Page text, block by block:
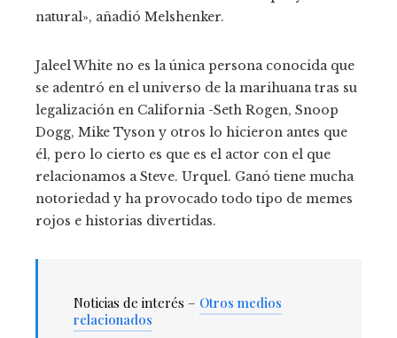
natural», añadió Melshenker.
Jaleel White no es la única persona conocida que
se adentró en el universo de la marihuana tras su
legalización en California -Seth Rogen, Snoop
Dogg, Mike Tyson y otros lo hicieron antes que
él, pero lo cierto es que es el actor con el que
relacionamos a Steve. Urquel. Ganó tiene mucha
notoriedad y ha provocado todo tipo de memes
rojos e historias divertidas.
Noticias de interés – Otros medios
relacionados